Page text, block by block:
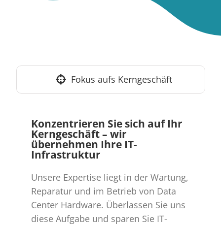
Fokus aufs Kerngeschäft
Konzentrieren Sie sich auf Ihr
Kerngeschäft – wir
übernehmen Ihre IT-
Infrastruktur
Unsere Expertise liegt in der Wartung,
Reparatur und im Betrieb von Data
Center Hardware. Überlassen Sie uns
diese Aufgabe und sparen Sie IT-